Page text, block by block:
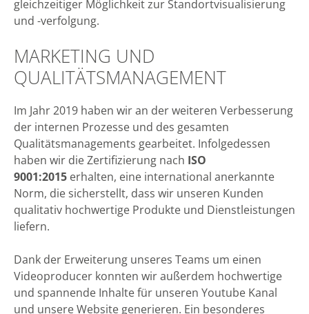
gleichzeitiger Möglichkeit zur Standortvisualisierung
und -verfolgung.
MARKETING UND
QUALITÄTSMANAGEMENT
Im Jahr 2019 haben wir an der weiteren Verbesserung
der internen Prozesse und des gesamten
Qualitätsmanagements gearbeitet. Infolgedessen
haben wir die Zertifizierung nach ISO
9001:2015 erhalten, eine international anerkannte
Norm, die sicherstellt, dass wir unseren Kunden
qualitativ hochwertige Produkte und Dienstleistungen
liefern.
Dank der Erweiterung unseres Teams um einen
Videoproducer konnten wir außerdem hochwertige
und spannende Inhalte für unseren Youtube Kanal
und unsere Website generieren. Ein besonderes